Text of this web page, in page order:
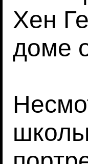
Хен
доме